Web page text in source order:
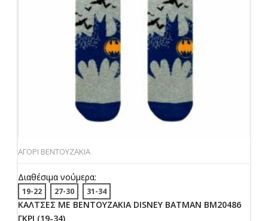
ΑΓΟΡΙ ΒΕΝΤΟΥΖΑΚΙΑ
Διαθέσιμα νούμερα:
19-22 27-30 31-34
ΚΑΛΤΣΕΣ ΜΕ ΒΕΝΤΟΥΖΑΚΙΑ DISNEY BATMAN BM20486
ΓΚΡΙ (19-34)